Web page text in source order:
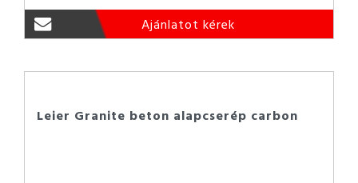
Ajánlatot kérek
Leier Granite beton alapcserép carbon